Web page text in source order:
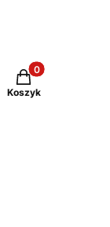
Produkty w
Koszyk